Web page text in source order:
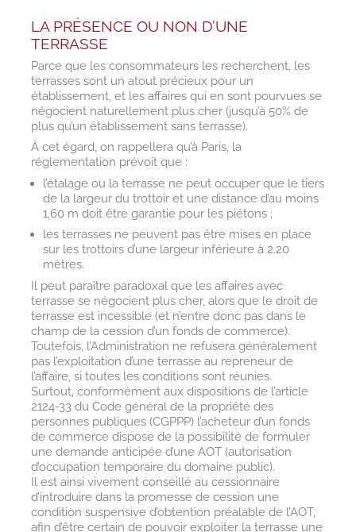
LA PRÉSENCE OU NON D’UNE
TERRASSE
Parce que les consommateurs les recherchent, les
terrasses sont un atout précieux pour un
établissement, et les affaires qui en sont pourvues se
négocient naturellement plus cher (jusqu’à 50% de
plus qu’un établissement sans terrasse).
À cet égard, on rappellera qu’à Paris, la
réglementation prévoit que :
l’étalage ou la terrasse ne peut occuper que le tiers
de la largeur du trottoir et une distance d’au moins
1,60 m doit être garantie pour les piétons ;
les terrasses ne peuvent pas être mises en place
sur les trottoirs d’une largeur inférieure à 2.20
mètres.
Il peut paraître paradoxal que les affaires avec
terrasse se négocient plus cher, alors que le droit de
terrasse est incessible (et n’entre donc pas dans le
champ de la cession d’un fonds de commerce).
Toutefois, l’Administration ne refusera généralement
pas l’exploitation d’une terrasse au repreneur de
l’affaire, si toutes les conditions sont réunies.
Surtout, conformément aux dispositions de l’article
2124-33 du Code général de la propriété des
personnes publiques (CGPPP) l’acheteur d’un fonds
de commerce dispose de la possibilité de formuler
une demande anticipée d’une AOT (autorisation
d’occupation temporaire du domaine public).
Il est ainsi vivement conseillé au cessionnaire
d’introduire dans la promesse de cession une
condition suspensive d’obtention préalable de l’AOT,
afin d’être certain de pouvoir exploiter la terrasse une